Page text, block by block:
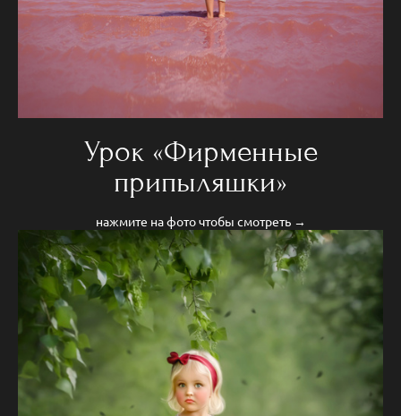
Урок «Фирменные
припыляшки»
нажмите на фото чтобы смотреть →